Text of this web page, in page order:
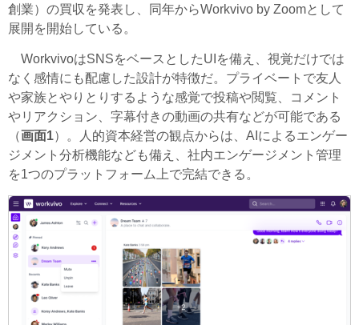
創業）の買収を発表し、同年からWorkvivo by Zoomとして
展開を開始している。
WorkvivoはSNSをベースとしたUIを備え、視覚だけでは
なく感情にも配慮した設計が特徴だ。プライベートで友人
や家族とやりとりするような感覚で投稿や閲覧、コメント
やリアクション、字幕付きの動画の共有などが可能である
（画面1）。人的資本経営の観点からは、AIによるエンゲー
ジメント分析機能なども備え、社内エンゲージメント管理
を1つのプラットフォーム上で完結できる。